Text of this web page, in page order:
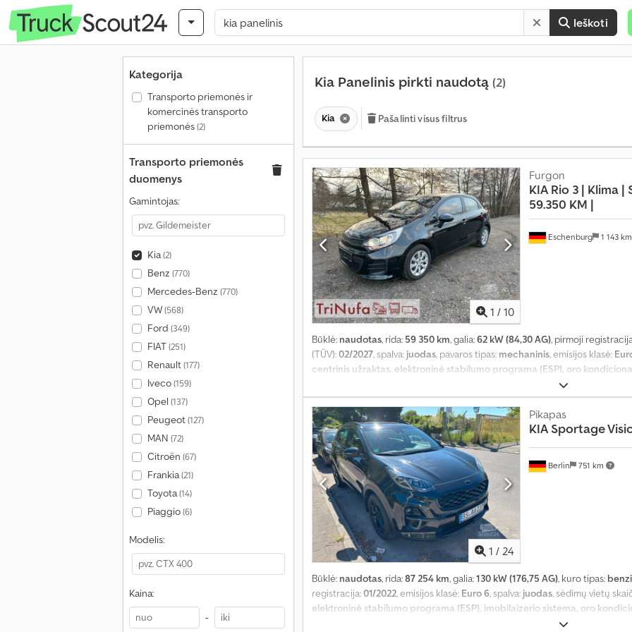
Ieškoti
Kategorija
Transporto priemonės ir
komercinės transporto
priemonės(2)
Transporto priemonės
duomenys
Gamintojas:
Kia(2)
Benz (770)
Mercedes-Benz (770)
VW(568)
Ford (349)
FIAT(251)
Renault(177)
Iveco(159)
Opel (137)
Peugeot(127)
MAN (72)
Citroën (67)
Frankia(21)
Toyota(14)
Piaggio(6)
Modelis:
Kaina:
-
Kia Panelinis pirkti naudotą (2)
Kia Pašalinti visus filtrus
1 / 10
Eschenburg 1 143
Furgon
KIA Rio 3 | Klima
59.350 KM |
Būklė: naudotas, rida: 59 350 km, galia:62 kW (84,30 AG), pirmoji
(TÜV):02/2027, spalva: juodas, pavaros tipas: mechaninis, emisijos klasė:
centrinis užraktas, elektroninė stabilumo programa (ESP), oro
1 / 24
Berlin 751 km
Pikapas
KIA Sportage
Būklė: naudotas, rida:87 254 km, galia:130 kW (176,75 AG), kuro tipas:
registracija:01/2022, emisijos klasė: Euro 6, spalva: juodas, sėdimų vietų
elektroninė stabilumo programa (ESP), imobilaizerio sistema, oro
K
a
m
n
e
s
į
n
e
i